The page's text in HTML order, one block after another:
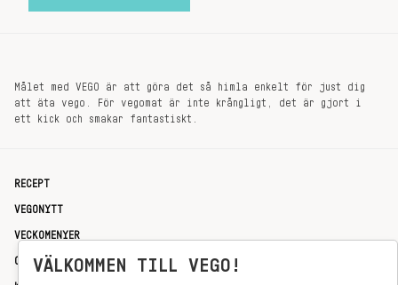
Målet med VEGO är att göra det så himla enkelt för just dig
att äta vego. För vegomat är inte krångligt, det är gjort i
ett kick och smakar fantastiskt.
RECEPT
VEGONYTT
VECKOMENYER
OM OSSVÄLKOMMEN TILL VEGO!